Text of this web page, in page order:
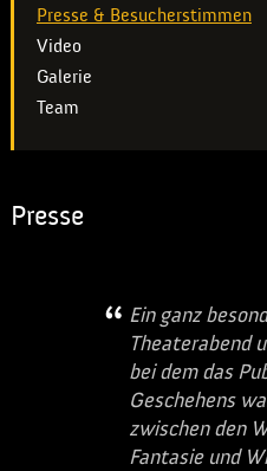
Presse & Besucherstimmen
Video
Galerie
Team
Presse
Ein ganz
Theaterabend
bei dem das
Geschehens
zwischen den
Fantasie und